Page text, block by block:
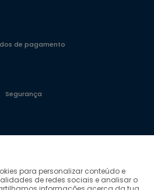
de pagamento
Segurança
para personalizar conteúdo e
de redes sociais e analisar o